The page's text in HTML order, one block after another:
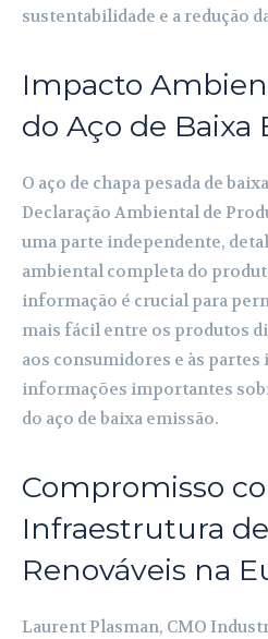
sustentabilidade e a redução
Impacto
do Aço de Baixa
O aço de chapa pesada de
Declaração Ambiental de
uma parte independente,
ambiental completa do
informação é crucial para
mais fácil entre os produtos
aos consumidores e às partes
informações importantes
do aço de baixa emissão.
Compromisso
Infraestrutura
Renováveis na
Laurent Plasman, CMO